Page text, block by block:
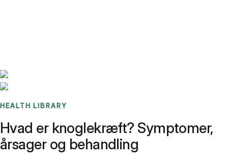
HEALTH LIBRARY
Hvad er knoglekræft? Symptomer,
årsager og behandling